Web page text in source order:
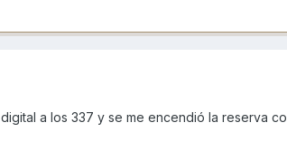
a los 337 y se me encendió la reserva